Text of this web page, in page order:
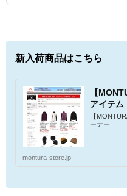
新入荷商品はこちら
【
アイテム
【
ーナー
montura-store.jp